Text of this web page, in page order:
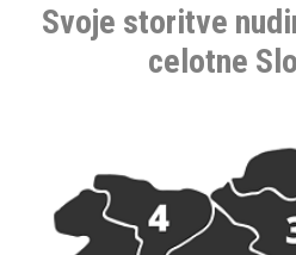
Svoje storitve
celotne